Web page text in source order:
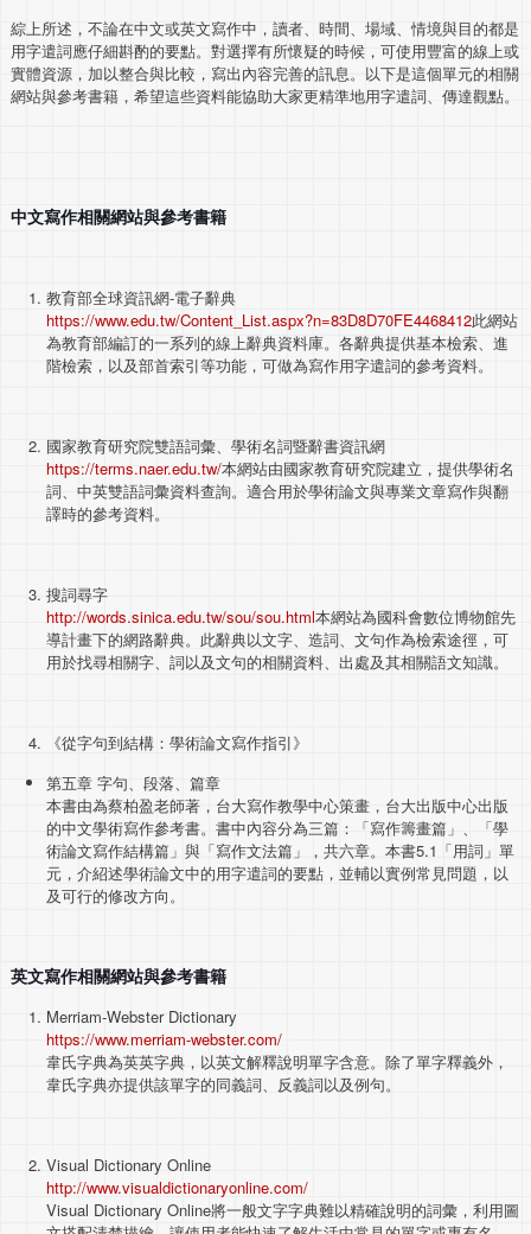
綜上所述，不論在中文或英文寫作中，讀者、時間、場域、情境與目的都是
用字遣詞應仔細斟酌的要點。對選擇有所懷疑的時候，可使用豐富的線上或
實體資源，加以整合與比較，寫出內容完善的訊息。以下是這個單元的相關
網站與參考書籍，希望這些資料能協助大家更精準地用字遣詞、傳達觀點。
中文寫作相關網站與參考書籍
教育部全球資訊網-電子辭典
https://www.edu.tw/Content_List.aspx?n=83D8D70FE4468412此網站
為教育部編訂的一系列的線上辭典資料庫。各辭典提供基本檢索、進
階檢索，以及部首索引等功能，可做為寫作用字遣詞的參考資料。
國家教育研究院雙語詞彙、學術名詞暨辭書資訊網
https://terms.naer.edu.tw/本網站由國家教育研究院建立，提供學術名
詞、中英雙語詞彙資料查詢。適合用於學術論文與專業文章寫作與翻
譯時的參考資料。
搜詞尋字
http://words.sinica.edu.tw/sou/sou.html本網站為國科會數位博物館先
導計畫下的網路辭典。此辭典以文字、造詞、文句作為檢索途徑，可
用於找尋相關字、詞以及文句的相關資料、出處及其相關語文知識。
《從字句到結構：學術論文寫作指引》
第五章 字句、段落、篇章
本書由為蔡柏盈老師著，台大寫作教學中心策畫，台大出版中心出版
的中文學術寫作參考書。書中內容分為三篇：「寫作籌畫篇」、「學
術論文寫作結構篇」與「寫作文法篇」，共六章。本書5.1「用詞」單
元，介紹述學術論文中的用字遣詞的要點，並輔以實例常見問題，以
及可行的修改方向。
英文寫作相關網站與參考書籍
Merriam-Webster Dictionary
https://www.merriam-webster.com/
韋氏字典為英英字典，以英文解釋說明單字含意。除了單字釋義外，
韋氏字典亦提供該單字的同義詞、反義詞以及例句。
Visual Dictionary Online
http://www.visualdictionaryonline.com/
Visual Dictionary Online將一般文字字典難以精確說明的詞彙，利用圖